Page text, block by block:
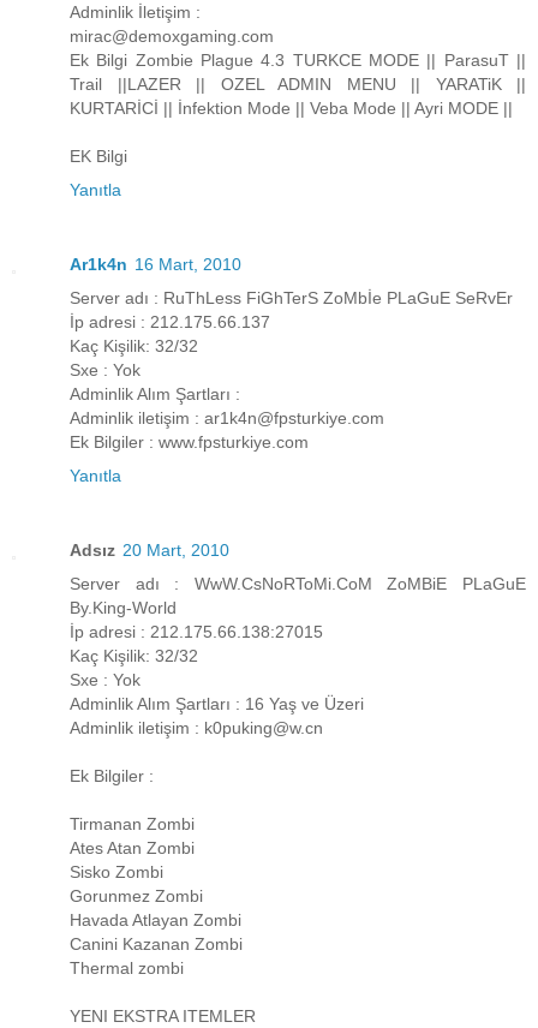
Adminlik İletişim :
mirac@demoxgaming.com
Ek Bilgi Zombie Plague 4.3 TURKCE MODE || ParasuT ||
Trail ||LAZER || OZEL ADMIN MENU || YARATiK ||
KURTARİCİ || İnfektion Mode || Veba Mode || Ayri MODE ||
EK Bilgi
Yanıtla
Ar1k4n 16 Mart, 2010
Server adı : RuThLess FiGhTerS ZoMbİe PLaGuE SeRvEr
İp adresi : 212.175.66.137
Kaç Kişilik: 32/32
Sxe : Yok
Adminlik Alım Şartları :
Adminlik iletişim : ar1k4n@fpsturkiye.com
Ek Bilgiler : www.fpsturkiye.com
Yanıtla
Adsız 20 Mart, 2010
Server adı : WwW.CsNoRToMi.CoM ZoMBiE PLaGuE
By.King-World
İp adresi : 212.175.66.138:27015
Kaç Kişilik: 32/32
Sxe : Yok
Adminlik Alım Şartları : 16 Yaş ve Üzeri
Adminlik iletişim : k0puking@w.cn
Ek Bilgiler :
Tirmanan Zombi
Ates Atan Zombi
Sisko Zombi
Gorunmez Zombi
Havada Atlayan Zombi
Canini Kazanan Zombi
Thermal zombi
YENI EKSTRA ITEMLER